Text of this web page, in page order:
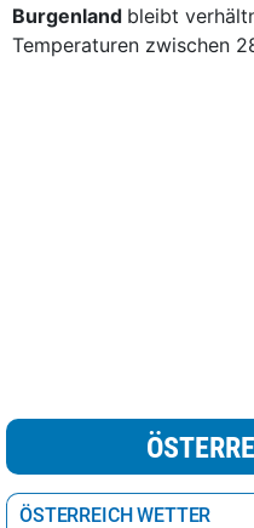
Burgenland bleibt
Temperaturen zwischen
ÖSTERREICH WETTER